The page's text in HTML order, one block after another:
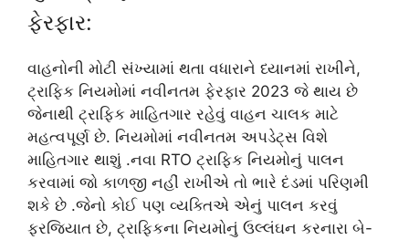
ફેરફાર:
વાહનોની મોટી સંખ્યામાં થતા વધારાને ધ્યાનમાં રાખીને,
ટ્રાફિક નિયમોમાં નવીનતમ ફેરફાર 2023 જે થાય છે
જેનાથી ટ્રાફિક માહિતગાર રહેવું વાહન ચાલક માટે
મહત્વપૂર્ણ છે. નિયમોમાં નવીનતમ અપડેટ્સ વિશે
માહિતગાર થાશું .નવા RTO ટ્રાફિક નિયમોનું પાલન
કરવામાં જો કાળજી નહીં રાખીએ તો ભારે દંડમાં પરિણમી
શકે છે .જેનો કોઈ પણ વ્યક્તિએ એનું પાલન કરવું
ફરજિયાત છે, ટ્રાફિકના નિયમોનું ઉલ્લંઘન કરનારા બે-